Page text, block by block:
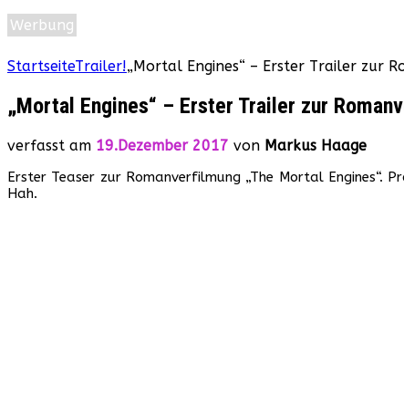
Werbung
StartseiteTrailer!„Mortal Engines“ – Erster Trailer zur
„Mortal Engines“ – Erster Trailer zur
verfasst am 19.Dezember 2017 von Markus Haage
Erster Teaser zur Romanverfilmung „The Mortal
Hah.